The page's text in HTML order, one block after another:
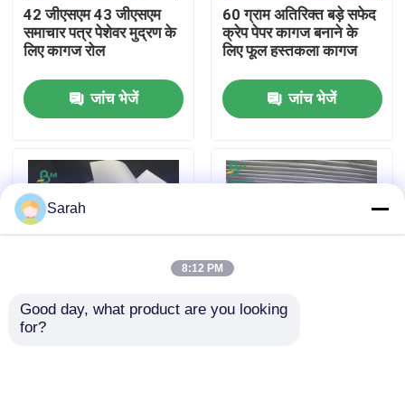
हमारे बारे में
गुणवत्ता नियंत्रण
हमसे संपर्क करें
समाचार
42 जीएसएम 43 जीएसएम
समाचार पत्र पेशेवर मुद्रण के
लिए कागज रोल
जांच भेजें
60 ग्राम अतिरिक्त बड़े सफेद
क्रेप पेपर कागज बनाने के
लिए फूल हस्तकला कागज
जांच भेजें
जर्नल प्रिंटिंग के लिए न्यूजपेपर
Sarah
8:12 PM
Good day, what product are you looking
for?